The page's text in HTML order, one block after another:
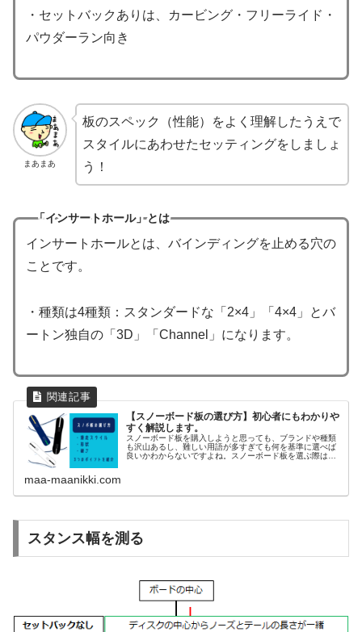
・セットバックありは、カービング・フリーライド・
パウダーラン向き
まあまあ
板のスペック（性能）をよく理解したうえで
スタイルにあわせたセッティングをしましょ
う！
「インサートホール」とは
インサートホールとは、バインディングを止める穴の
ことです。
・種類は4種類：スタンダードな「2×4」「4×4」とバ
ートン独自の「3D」「Channel」になります。
【スノーボード板の選び方】初心者にもわかりや
すく解説します。
スノーボード板を購入しようと思っても、ブランドや種類
も沢山あるし、難しい用語が多すぎても何を基準に選べば
良いかわからないですよね。スノーボード板を選ぶ際は、
maa-maanikki.com
スタンス幅を測る